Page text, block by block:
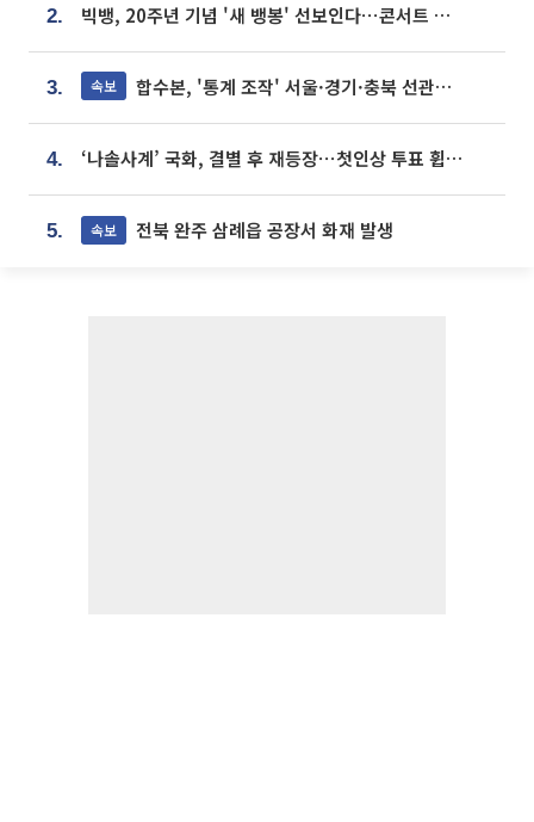
2. 빅뱅, 20주년 기념 '새 뱅봉' 선보인다⋯콘서트 앞두고 팝업 개최
3. 속보 합수본, '통계 조작' 서울·경기·충북 선관위 등 추가 압수수색
4. ‘나솔사계’ 국화, 결별 후 재등장⋯첫인상 투표 휩쓸고 ‘인기녀’ 등극
5. 속보 전북 완주 삼례읍 공장서 화재 발생